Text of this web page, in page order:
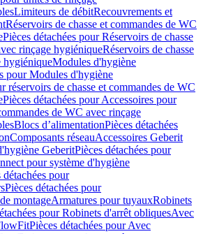
Limiteurs de débitRecouvrements et
Réservoirs de chasse et commandes de WC
Pièces détachées pour Réservoirs de chasse
rinçage hygiéniqueRéservoirs de chasse
hygiéniqueModules d'hygiène
pour Modules d'hygiène
réservoirs de chasse et commandes de WC
Pièces détachées pour Accessoires pour
de WC avec rinçage
Blocs d’alimentationPièces détachées
Composants réseauAccessoires Geberit
GeberitPièces détachées pour
pour système d'hygiène
détachées pour
Pièces détachées pour
montageArmatures pour tuyauxRobinets
pour Robinets d'arrêt obliquesAvec
Pièces détachées pour Avec